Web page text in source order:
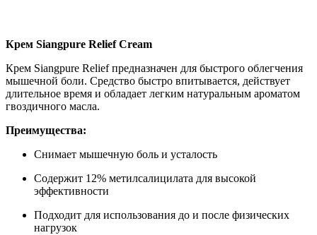
Крем Siangpure Relief Cream
Крем Siangpure Relief предназначен для быстрого облегчения
мышечной боли. Средство быстро впитывается, действует
длительное время и обладает легким натуральным ароматом
гвоздичного масла.
Преимущества:
Снимает мышечную боль и усталость
Содержит 12% метилсалицилата для высокой
эффективности
Подходит для использования до и после физических
нагрузок